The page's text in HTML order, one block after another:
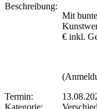
Beschreibung:
Mit
€ inkl.
Termin:
Kategorie: